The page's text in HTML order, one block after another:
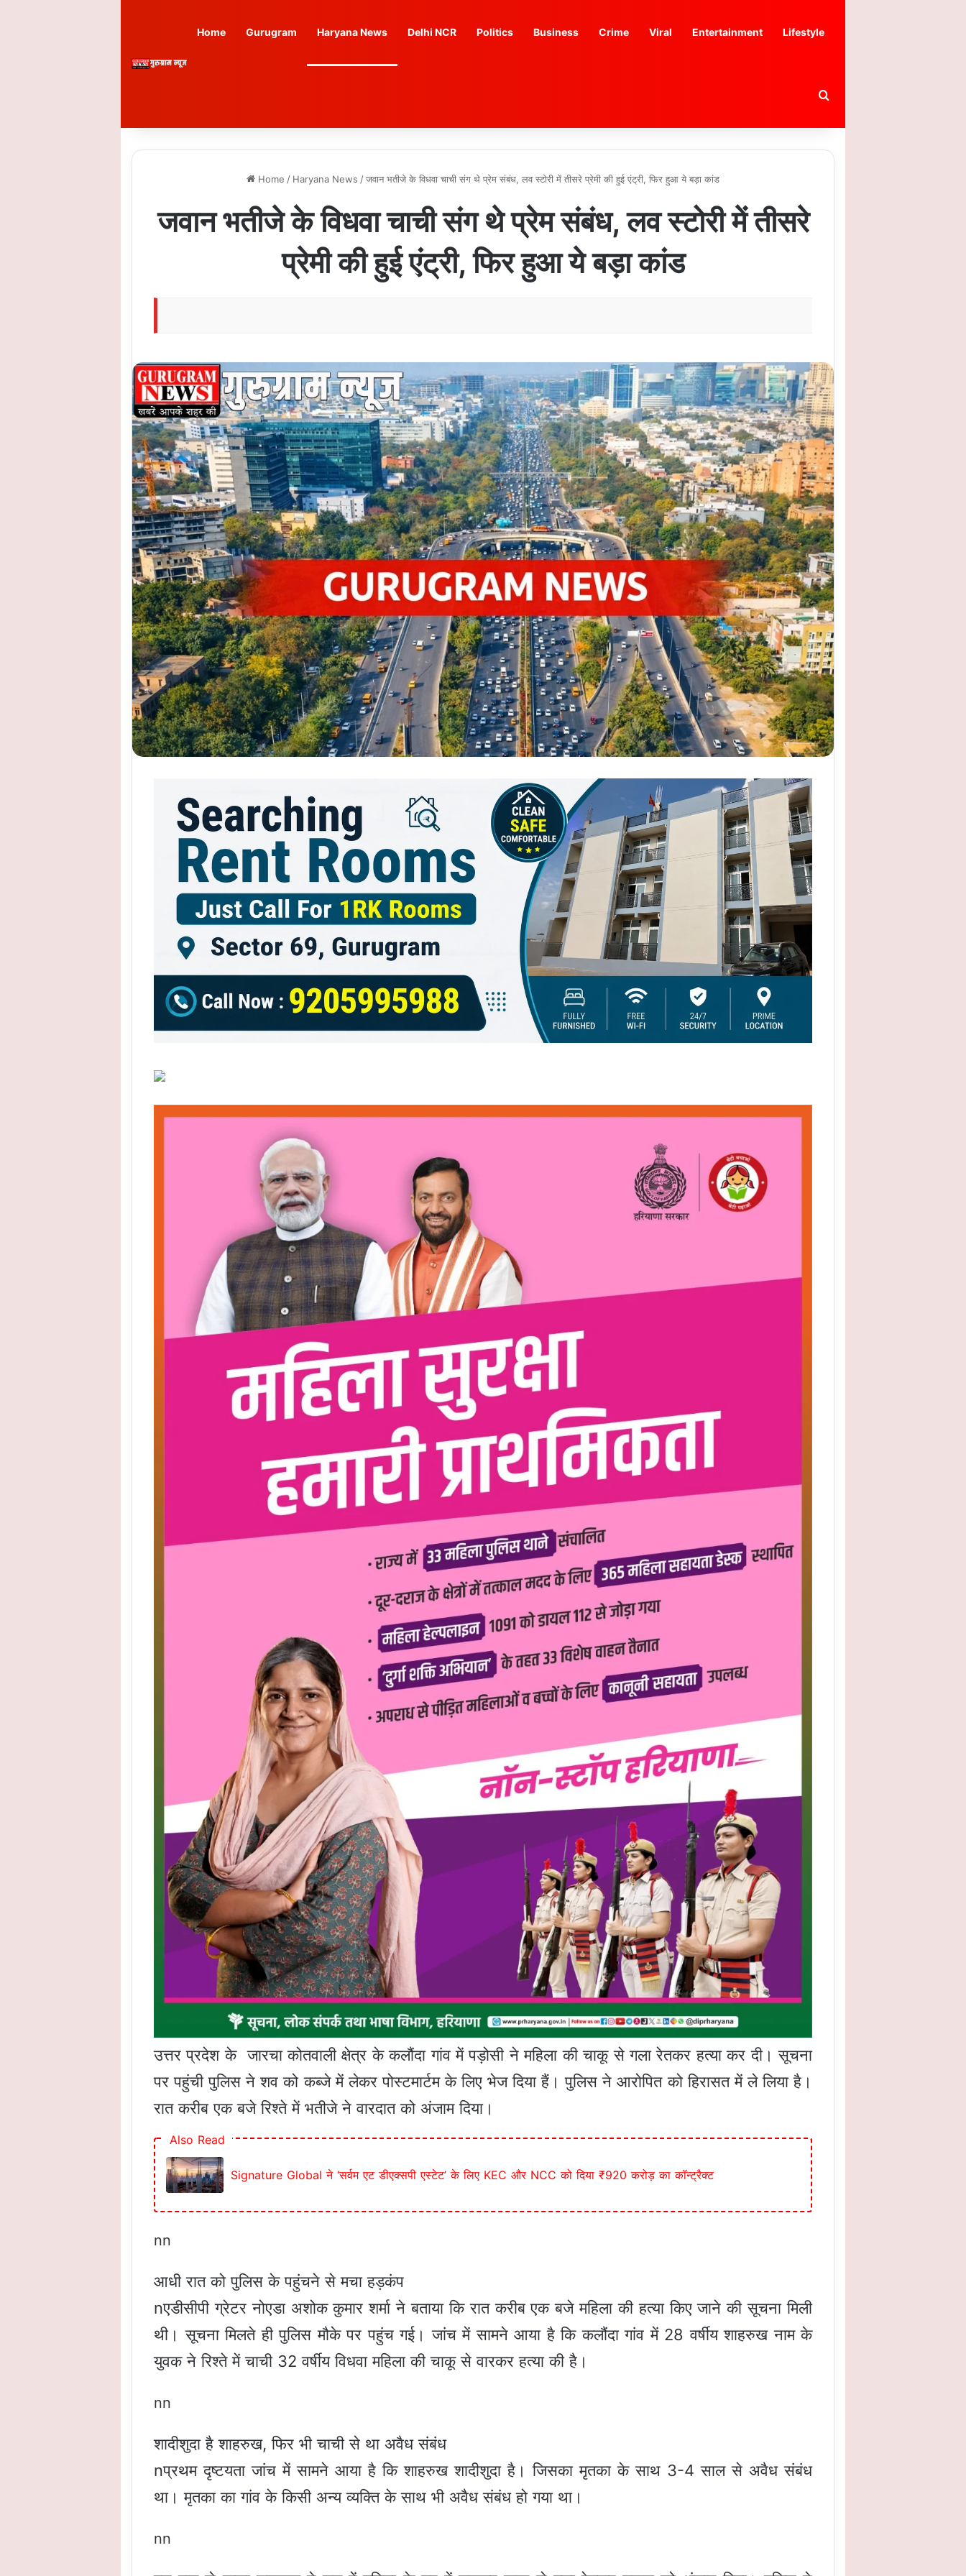
Home Gurugram Haryana News Delhi NCR Politics Business Crime Viral Entertainment Lifestyle
Search for
Home / Haryana News /जवान भतीजे के विधवा चाची संग थे प्रेम संबंध, लव स्टोरी में तीसरे प्रेमी की हुई एंट्री, फिर हुआ ये बड़ा कांड
जवान भतीजे के विधवा चाची संग थे प्रेम संबंध, लव स्टोरी में तीसरे
प्रेमी की हुई एंट्री, फिर हुआ ये बड़ा कांड
उत्तर प्रदेश के जारचा कोतवाली क्षेत्र के कलौंदा गांव में पड़ोसी ने महिला की चाकू से गला रेतकर हत्या कर दी। सूचना
पर पहुंची पुलिस ने शव को कब्जे में लेकर पोस्टमार्टम के लिए भेज दिया हैं। पुलिस ने आरोपित को हिरासत में ले लिया है।
रात करीब एक बजे रिश्ते में भतीजे ने वारदात को अंजाम दिया।
Also Read
Signature Global ने ‘सर्वम एट डीएक्सपी एस्टेट’ के लिए KEC और NCC को दिया ₹920 करोड़ का कॉन्ट्रैक्ट
nn
आधी रात को पुलिस के पहुंचने से मचा हड़कंप
nएडीसीपी ग्रेटर नोएडा अशोक कुमार शर्मा ने बताया कि रात करीब एक बजे महिला की हत्या किए जाने की सूचना मिली
थी। सूचना मिलते ही पुलिस मौके पर पहुंच गई। जांच में सामने आया है कि कलौंदा गांव में 28 वर्षीय शाहरुख नाम के
युवक ने रिश्ते में चाची 32 वर्षीय विधवा महिला की चाकू से वारकर हत्या की है।
nn
शादीशुदा है शाहरुख, फिर भी चाची से था अवैध संबंध
nप्रथम दृष्टयता जांच में सामने आया है कि शाहरुख शादीशुदा है। जिसका मृतका के साथ 3-4 साल से अवैध संबंध
था। मृतका का गांव के किसी अन्य व्यक्ति के साथ भी अवैध संबंध हो गया था।
nn